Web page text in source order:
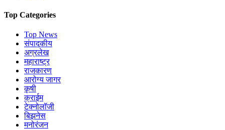
Top Categories
Top News
संपादकीय
अग्रलेख
महाराष्ट्र
राजकारण
आरोग्य जागर
कृषी
क्राईम
टेक्नोलॉजी
बिझनेस
मनोरंजन